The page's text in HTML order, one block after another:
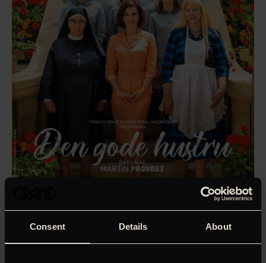
Consent Details About